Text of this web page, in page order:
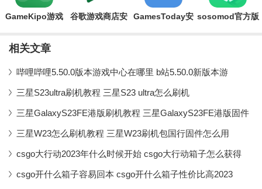
GameKipo游戏
谷歌游戏商店安
GamesToday安 sosomod官方版
相关文章
哔哩哔哩5.50.0版本游戏中心在哪里 b站5.50.0新版本游
三星S23ultra刷机教程 三星S23 ultra怎么刷机
三星GalaxyS23FE港版刷机教程 三星GalaxyS23FE港版固件
三星W23怎么刷机教程 三星W23刷机包国行固件怎么用
csgo大行动2023年什么时候开始 csgo大行动箱子怎么获得
csgo开什么箱子容易回本 csgo开什么箱子性价比高2023